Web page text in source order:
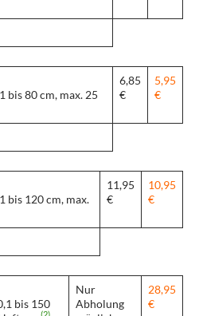
bis 80 cm, max. 25
6,85
€
5,95
€
bis 120 cm, max.
11,95
€
10,95
€
bis 150
Nur
Abholung
28,95
€